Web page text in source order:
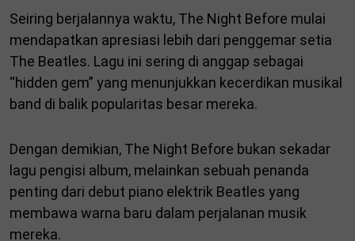
Seiring berjalannya waktu, The Night Before mulai
mendapatkan apresiasi lebih dari penggemar setia
The Beatles. Lagu ini sering di anggap sebagai
“hidden gem” yang menunjukkan kecerdikan musikal
band di balik popularitas besar mereka.
Dengan demikian, The Night Before bukan sekadar
lagu pengisi album, melainkan sebuah penanda
penting dari debut piano elektrik Beatles yang
membawa warna baru dalam perjalanan musik
mereka.